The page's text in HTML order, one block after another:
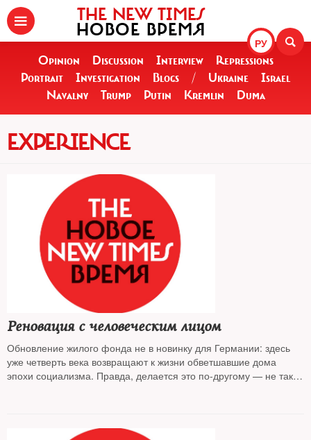
РУ
THE NEW TIMES
НОВОЕ ВРЕМЯ
Opinion Discussion Interview
Repressions
Portrait
Investigation Blogs / Ukraine
Israel
Navalny
Trump Putin Kremlin Duma
EXPERIENCE
Реновация с человеческим лицом
Обновление жилого фонда не в новинку для Германии: здесь
уже четверть века возвращают к жизни обветшавшие дома
эпохи социализма. Правда, делается это по-другому — не так,